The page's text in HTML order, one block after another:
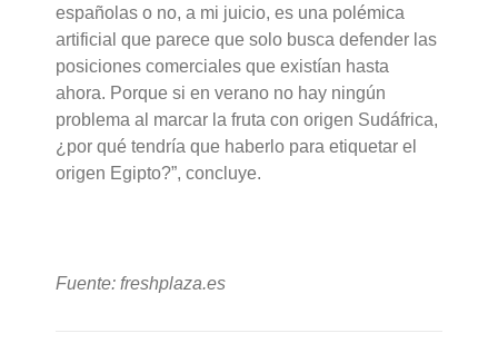
españolas o no, a mi juicio, es una polémica
artificial que parece que solo busca defender las
posiciones comerciales que existían hasta
ahora. Porque si en verano no hay ningún
problema al marcar la fruta con origen Sudáfrica,
¿por qué tendría que haberlo para etiquetar el
origen Egipto?”, concluye.
Fuente: freshplaza.es